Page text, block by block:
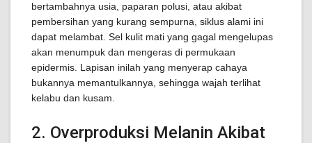
bertambahnya usia, paparan polusi, atau akibat
pembersihan yang kurang sempurna, siklus alami ini
dapat melambat. Sel kulit mati yang gagal mengelupas
akan menumpuk dan mengeras di permukaan
epidermis. Lapisan inilah yang menyerap cahaya
bukannya memantulkannya, sehingga wajah terlihat
kelabu dan kusam.
2. Overproduksi Melanin Akibat